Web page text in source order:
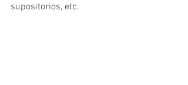
supositorios, etc.